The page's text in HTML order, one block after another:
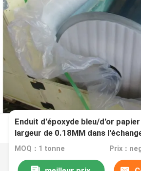
Enduit d'époxyde bleu/d'or
largeur de 0.18MM dans
MOQ：1 tonne Prix：